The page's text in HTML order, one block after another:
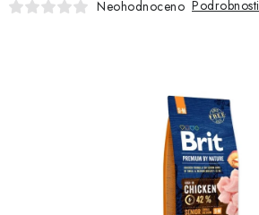
KRÁLÍCI/HLODAVCI/PTÁCI
Neohodnoceno